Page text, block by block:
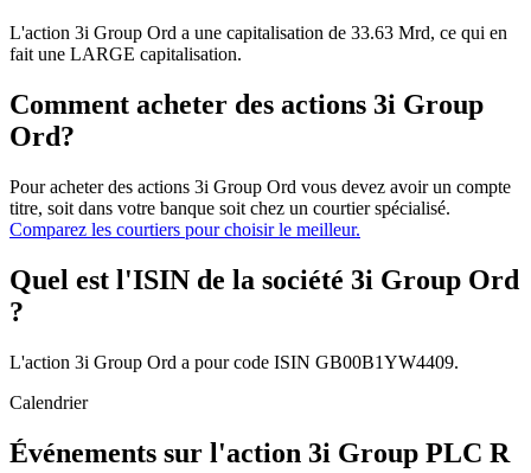
L'action 3i Group Ord a une capitalisation de 33.63 Mrd, ce qui en
fait une LARGE capitalisation.
Comment acheter des actions 3i Group
Ord?
Pour acheter des actions 3i Group Ord vous devez avoir un compte
titre, soit dans votre banque soit chez un courtier spécialisé.
Comparez les courtiers pour choisir le meilleur.
Quel est l'ISIN de la société 3i Group Ord
?
L'action 3i Group Ord a pour code ISIN GB00B1YW4409.
Calendrier
Événements sur l'action 3i Group PLC R